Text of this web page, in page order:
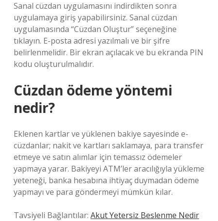
Sanal cüzdan uygulamasını indirdikten sonra
uygulamaya giriş yapabilirsiniz. Sanal cüzdan
uygulamasında “Cüzdan Oluştur” seçeneğine
tıklayın. E-posta adresi yazılmalı ve bir şifre
belirlenmelidir. Bir ekran açılacak ve bu ekranda PIN
kodu oluşturulmalıdır.
Cüzdan ödeme yöntemi
nedir?
Eklenen kartlar ve yüklenen bakiye sayesinde e-
cüzdanlar; nakit ve kartları saklamaya, para transfer
etmeye ve satın alımlar için temassız ödemeler
yapmaya yarar. Bakiyeyi ATM’ler aracılığıyla yükleme
yeteneği, banka hesabına ihtiyaç duymadan ödeme
yapmayı ve para göndermeyi mümkün kılar.
Tavsiyeli Bağlantılar: Akut Yetersiz Beslenme Nedir